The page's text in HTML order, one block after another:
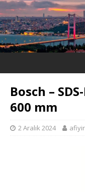
Bosch –
600 mm
2 Aralık 2024 afiyir